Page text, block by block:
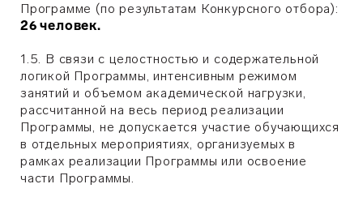
Программе (по результатам Конкурсного отбора):
26 человек.
1.5. В связи с целостностью и содержательной
логикой Программы, интенсивным режимом
занятий и объемом академической нагрузки,
рассчитанной на весь период реализации
Программы, не допускается участие обучающихся
в отдельных мероприятиях, организуемых в
рамках реализации Программы или освоение
части Программы.